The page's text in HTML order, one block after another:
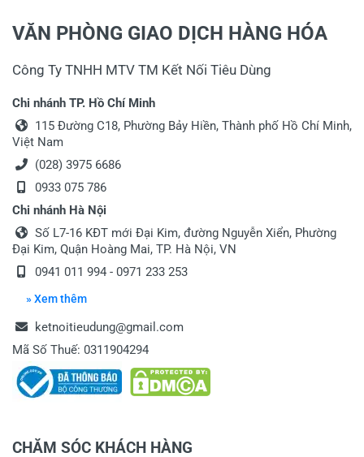
VĂN PHÒNG GIAO DỊCH HÀNG HÓA
Công Ty TNHH MTV TM Kết Nối Tiêu Dùng
Chi nhánh TP. Hồ Chí Minh
115 Đường C18, Phường Bảy Hiền, Thành phố Hồ Chí Minh,
Việt Nam
(028) 3975 6686
0933 075 786
Chi nhánh Hà Nội
Số L7-16 KĐT mới Đại Kim, đường Nguyễn Xiển, Phường
Đại Kim, Quận Hoàng Mai, TP. Hà Nội, VN
0941 011 994 - 0971 233 253
» Xem thêm
ketnoitieudung@gmail.com
Mã Số Thuế: 0311904294
CHĂM SÓC KHÁCH HÀNG